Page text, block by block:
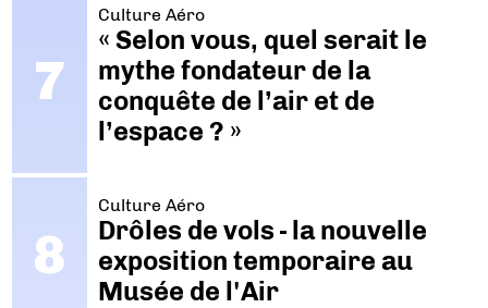
Culture Aéro
« Selon vous, quel serait le
mythe fondateur de la
conquête de l’air et de
l’espace ? »
Culture Aéro
Drôles de vols - la nouvelle
exposition temporaire au
Musée de l'Air